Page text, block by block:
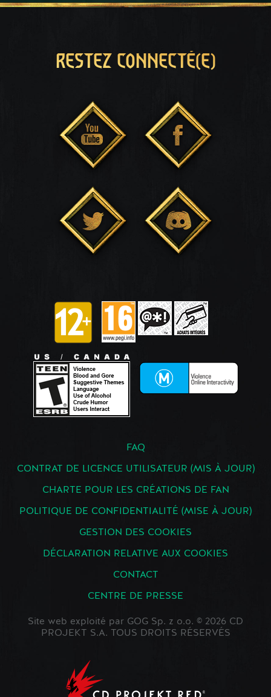
RESTEZ CONNECTÉ(E)
FAQ
CONTRAT DE LICENCE UTILISATEUR (MIS À JOUR)
CHARTE POUR LES CRÉATIONS DE FAN
POLITIQUE DE CONFIDENTIALITÉ (MISE À JOUR)
GESTION DES COOKIES
DÉCLARATION RELATIVE AUX COOKIES
CONTACT
CENTRE DE PRESSE
Site web exploité par GOG Sp. z o.o. © 2026 CD
PROJEKT S.A. TOUS DROITS RÉSERVÉS